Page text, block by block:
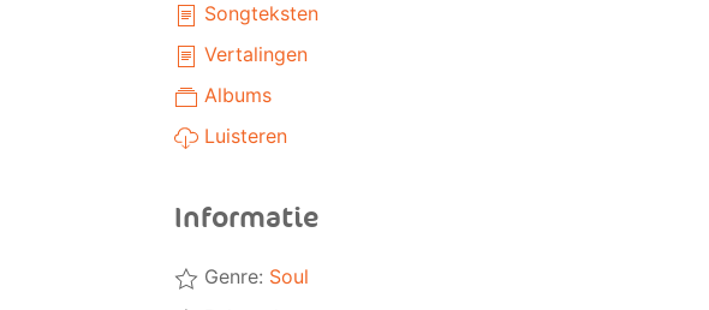
Songteksten
Vertalingen
Albums
Luisteren
Informatie
Genre: Soul